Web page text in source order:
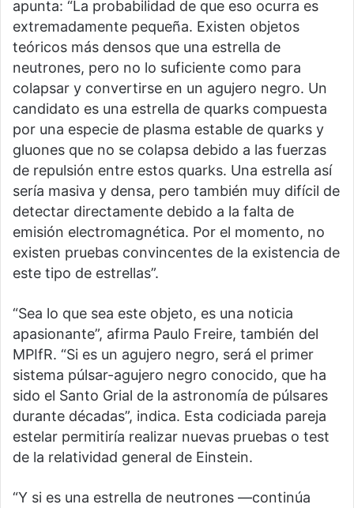
apunta: “La probabilidad de que eso ocurra es
extremadamente pequeña. Existen objetos
teóricos más densos que una estrella de
neutrones, pero no lo suficiente como para
colapsar y convertirse en un agujero negro. Un
candidato es una estrella de quarks compuesta
por una especie de plasma estable de quarks y
gluones que no se colapsa debido a las fuerzas
de repulsión entre estos quarks. Una estrella así
sería masiva y densa, pero también muy difícil de
detectar directamente debido a la falta de
emisión electromagnética. Por el momento, no
existen pruebas convincentes de la existencia de
este tipo de estrellas”.
“Sea lo que sea este objeto, es una noticia
apasionante”, afirma Paulo Freire, también del
MPIfR. “Si es un agujero negro, será el primer
sistema púlsar-agujero negro conocido, que ha
sido el Santo Grial de la astronomía de púlsares
durante décadas”, indica. Esta codiciada pareja
estelar permitiría realizar nuevas pruebas o test
de la relatividad general de Einstein.
“Y si es una estrella de neutrones —continúa